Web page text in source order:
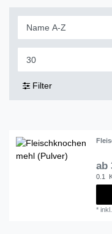
Filter
ab
0.1
*